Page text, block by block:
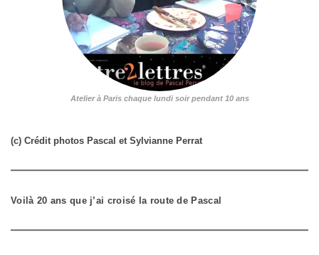
Atelier à Paris chaque lundi soir pendant 10 ans
(c) Crédit photos Pascal et Sylvianne Perrat
Voilà 20 ans que j’ai croisé la route de Pascal